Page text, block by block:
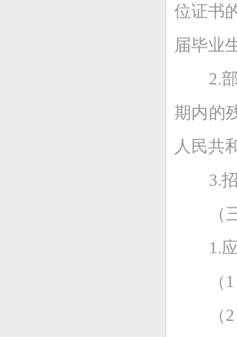
位证书
届毕业
2.
期内的
人民共
3.
1.